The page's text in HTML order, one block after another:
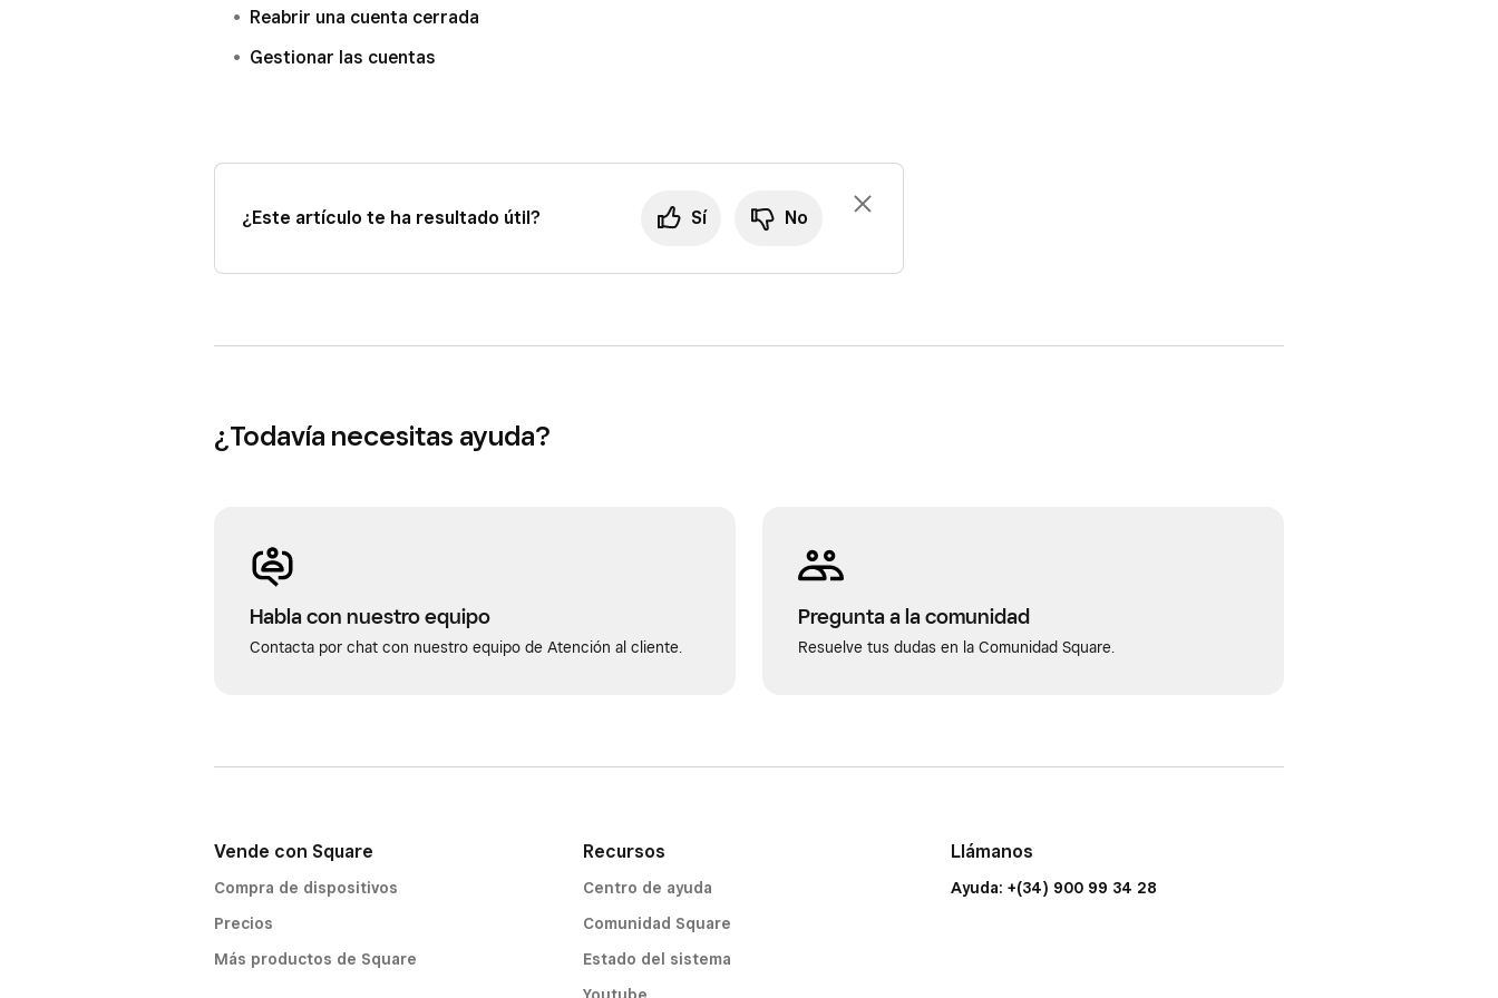
Abre la aplicación.
Selecciona la cuenta que contenga los artículos que quieras reagrupar.
Reabrir una cuenta cerrada
Gestionar las cuentas
¿Este artículo te ha resultado útil? Sí No
¿Todavía necesitas ayuda?
Habla con nuestro equipo
Contacta por chat con nuestro equipo de Atención al cliente.
Pregunta a la comunidad
Resuelve tus dudas en la Comunidad Square.
Vende con Square
Compra de dispositivos
Precios
Más productos de Square
Recursos
Centro de ayuda
Comunidad Square
Estado del sistema
Llámanos
Ayuda: +(34) 900 99 34 28